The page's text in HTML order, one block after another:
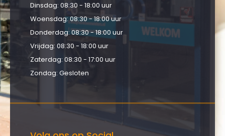
Dinsdag: 08:30 - 18:00 uur
Woensdag: 08:30 - 18:00 uur
Donderdag: 08:30 - 18:00 uur
Vrijdag: 08:30 - 18:00 uur
Zaterdag: 08:30 - 17:00 uur
Zondag: Gesloten